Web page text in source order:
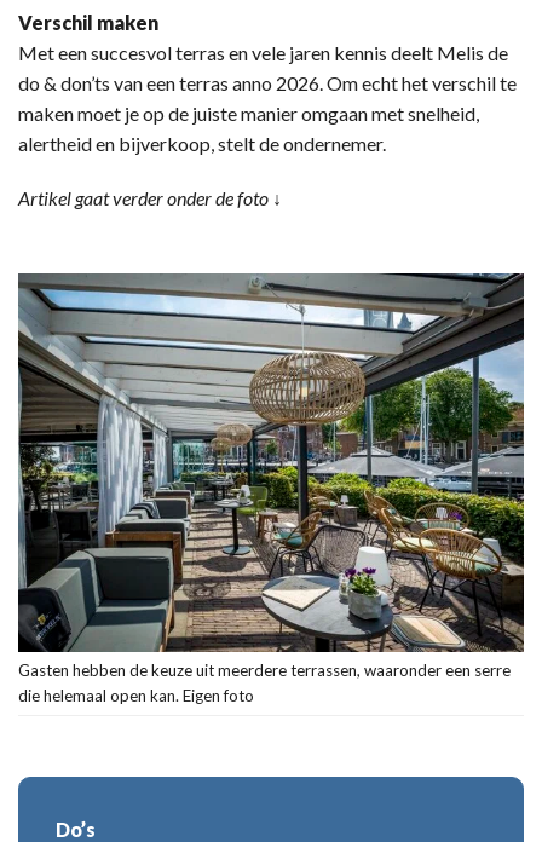
Verschil maken
Met een succesvol terras en vele jaren kennis deelt Melis de
do & don’ts van een terras anno 2026. Om echt het verschil te
maken moet je op de juiste manier omgaan met snelheid,
alertheid en bijverkoop, stelt de ondernemer.
Artikel gaat verder onder de foto ↓
Gasten hebben de keuze uit meerdere terrassen, waaronder een serre
die helemaal open kan. Eigen foto
Do’s